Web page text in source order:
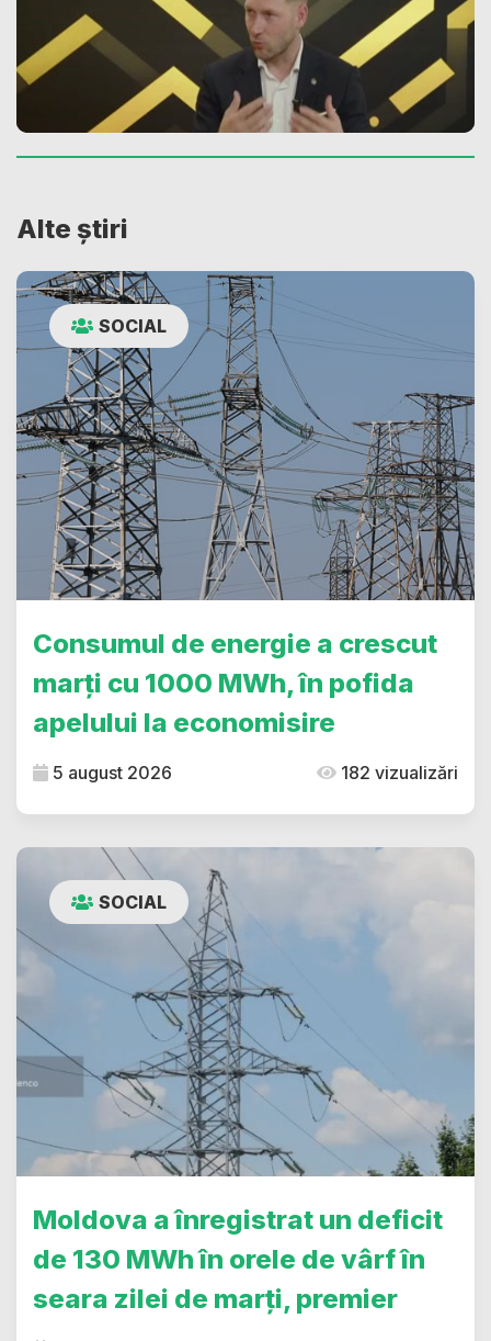
Alte știri
SOCIAL
Consumul de energie a crescut
marți cu 1000 MWh, în pofida
apelului la economisire
5 august 2026 182 vizualizări
SOCIAL
Moldova a înregistrat un deficit
de 130 MWh în orele de vârf în
seara zilei de marți, premier